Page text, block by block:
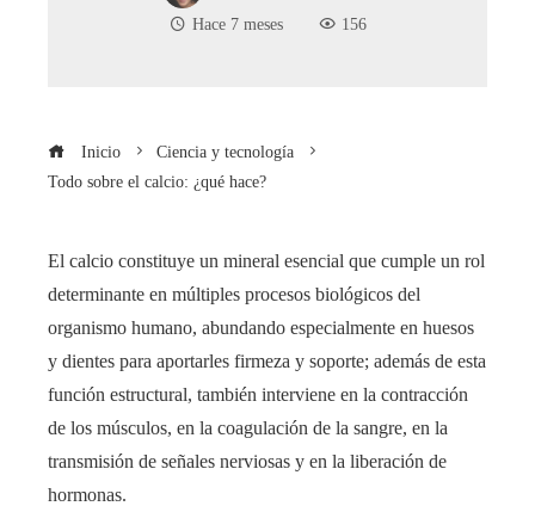
Hace 7 meses
156
Inicio
Ciencia y tecnología
Todo sobre el calcio: ¿qué hace?
El calcio constituye un mineral esencial que cumple un rol
determinante en múltiples procesos biológicos del
organismo humano, abundando especialmente en huesos
y dientes para aportarles firmeza y soporte; además de esta
función estructural, también interviene en la contracción
de los músculos, en la coagulación de la sangre, en la
transmisión de señales nerviosas y en la liberación de
hormonas.